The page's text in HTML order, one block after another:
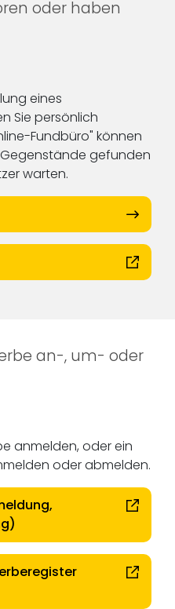
oder haben
eines
Sie persönlich
Fundbüro" können
gefunden
warten.
an-, um- oder
anmelden, oder ein
oder abmelden.